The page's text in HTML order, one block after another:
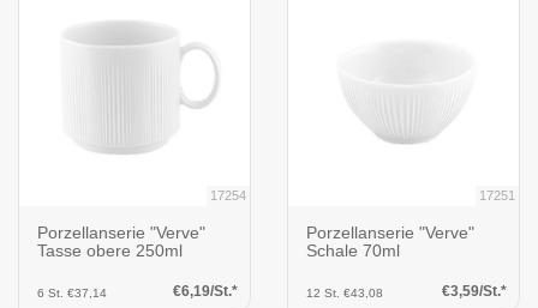
17254
Porzellanserie "Verve"
Tasse obere 250ml
6 St. €37,14 €6,19/St.*
17251
Porzellanserie "Verve"
Schale 70ml
12 St. €43,08 €3,59/St.*